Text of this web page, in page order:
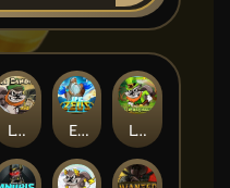
Epic Ze Zeus
Le Bandit Le Prechaun